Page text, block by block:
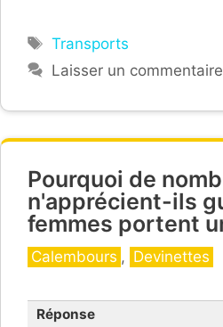
Étiquettes
Transports
Laisser un commentaire
Pourquoi de
n'apprécient-ils
femmes portent
Catégories
Calembours , Devinettes
Réponse